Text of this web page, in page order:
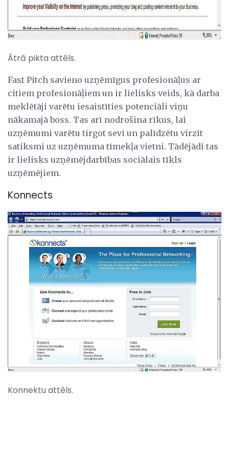
Ātrā pikta attēls.
Fast Pitch savieno uzņēmīgus profesionāļus ar
citiem profesionāļiem un ir lielisks veids, kā darba
meklētāji varētu iesaistīties potenciāli viņu
nākamajā boss. Tas arī nodrošina rīkus, lai
uzņēmumi varētu tirgot sevi un palīdzētu virzīt
satiksmi uz uzņēmuma tīmekļa vietni. Tādējādi tas
ir lielisks uzņēmējdarbības sociālais tīkls
uzņēmējiem.
Konnects
Konnektu attēls.